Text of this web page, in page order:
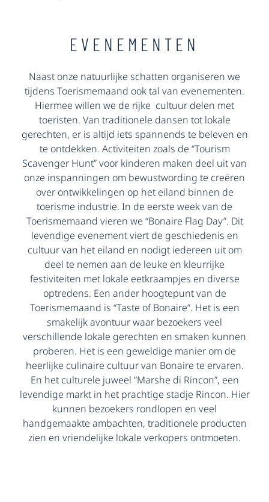
EVENEMENTEN
Naast onze natuurlijke schatten organiseren we
tijdens Toerismemaand ook tal van evenementen.
Hiermee willen we de rijke cultuur delen met
toeristen. Van traditionele dansen tot lokale
gerechten, er is altijd iets spannends te beleven en
te ontdekken. Activiteiten zoals de “Tourism
Scavenger Hunt” voor kinderen maken deel uit van
onze inspanningen om bewustwording te creëren
over ontwikkelingen op het eiland binnen de
toerisme industrie. In de eerste week van de
Toerismemaand vieren we “Bonaire Flag Day”. Dit
levendige evenement viert de geschiedenis en
cultuur van het eiland en nodigt iedereen uit om
deel te nemen aan de leuke en kleurrijke
festiviteiten met lokale eetkraampjes en diverse
optredens. Een ander hoogtepunt van de
Toerismemaand is “Taste of Bonaire”. Het is een
smakelijk avontuur waar bezoekers veel
verschillende lokale gerechten en smaken kunnen
proberen. Het is een geweldige manier om de
heerlijke culinaire cultuur van Bonaire te ervaren.
En het culturele juweel “Marshe di Rincon”, een
levendige markt in het prachtige stadje Rincon. Hier
kunnen bezoekers rondlopen en veel
handgemaakte ambachten, traditionele producten
zien en vriendelijke lokale verkopers ontmoeten.